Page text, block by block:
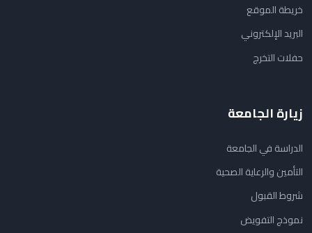
خريطة الموقع
البريد الإلكتروني
حفلات التخرج
زيارة الجامعة
الدراسة في الجامعة
التأمين والرعاية الصحية
شروط القبول
نموذج التفويض